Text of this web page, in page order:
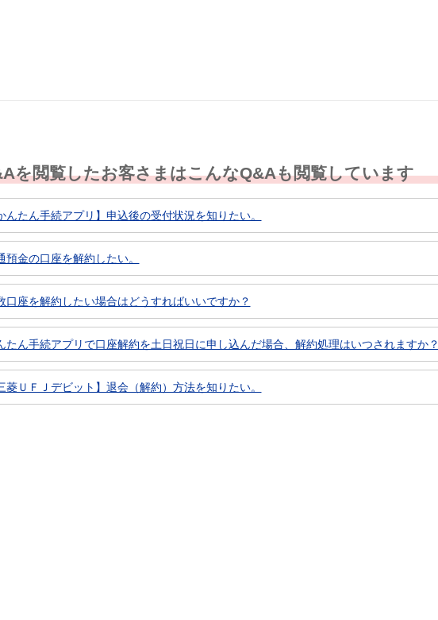
を閲覧したお客さまはこんなQ&Aも閲覧しています
んたん手続アプリ】申込後の受付状況を知りたい。
預金の口座を解約したい。
口座を解約したい場合はどうすればいいですか？
たん手続アプリで口座解約を土日祝日に申し込んだ場合、解約処理はいつされますか？
菱ＵＦＪデビット】退会（解約）方法を知りたい。